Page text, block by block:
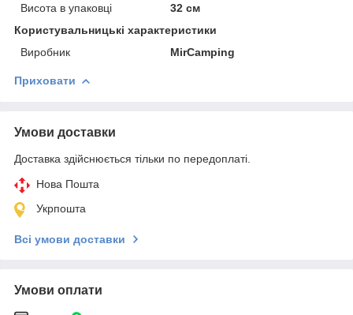
Висота в упаковці
32 см
Користувальницькі характеристики
Виробник
MirCamping
Приховати
Умови доставки
Доставка здійснюється тільки по передоплаті.
Нова Пошта
Укрпошта
Всі умови доставки
Умови оплати